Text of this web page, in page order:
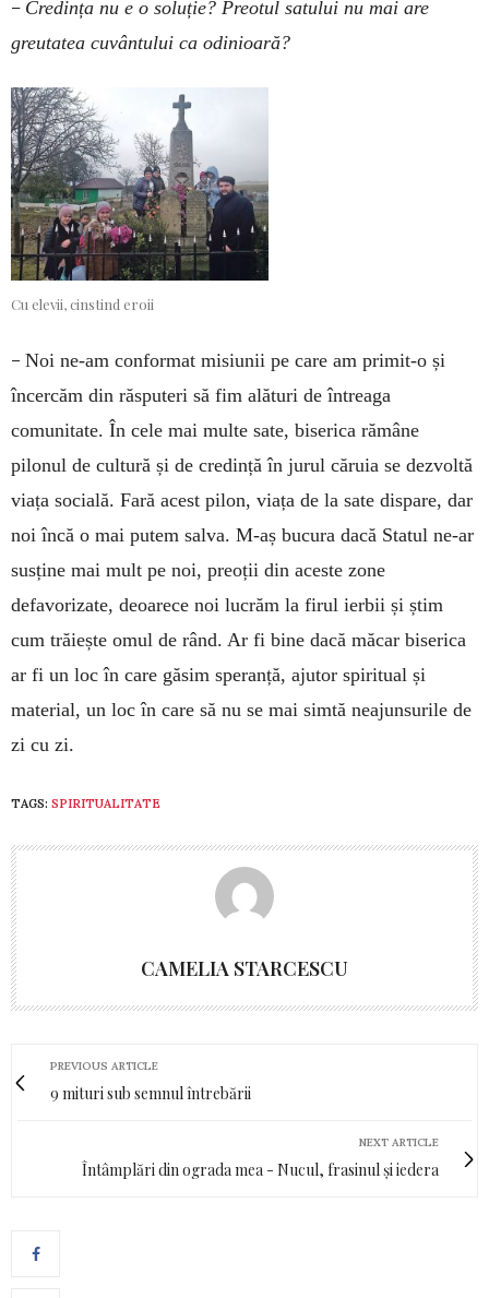
– Credința nu e o soluție? Preotul satului nu mai are
greutatea cuvântului ca odinioară?
Cu elevii, cinstind eroii
– Noi ne-am conformat misiunii pe care am primit-o și
încercăm din răsputeri să fim alături de întreaga
comunitate. În cele mai multe sate, biserica rămâne
pilonul de cultură și de credință în jurul căruia se dezvoltă
viața socială. Fară acest pilon, viața de la sate dispare, dar
noi încă o mai putem salva. M-aș bucura dacă Statul ne-ar
susține mai mult pe noi, preoții din aceste zone
defavorizate, deoarece noi lucrăm la firul ierbii și știm
cum trăiește omul de rând. Ar fi bine dacă măcar biserica
ar fi un loc în care găsim speranță, ajutor spiritual și
material, un loc în care să nu se mai simtă neajunsurile de
zi cu zi.
TAGS: SPIRITUALITATE
CAMELIA STARCESCU
PREVIOUS ARTICLE
9 mituri sub semnul întrebării
NEXT ARTICLE
Întâmplări din ograda mea - Nucul, frasinul și iedera